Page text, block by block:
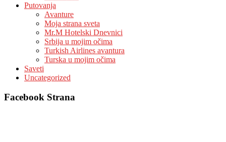
Putovanja
Avanture
Moja strana sveta
Mr.M Hotelski Dnevnici
Srbija u mojim očima
Turkish Airlines avantura
Turska u mojim očima
Saveti
Uncategorized
Facebook Strana